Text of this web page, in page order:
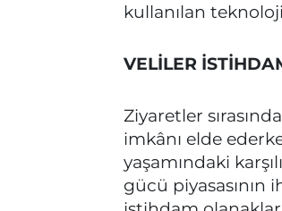
kullanılan
VELİLER
Ziyaretler
imkânı elde
yaşamındaki
gücü